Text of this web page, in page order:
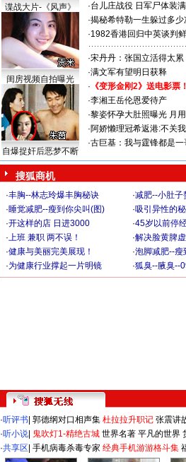
谍战大片-《风声》
闺房视频自拍曝光
自爆捉奸后恶梦不断
·台儿庄战役 日军尸体装
·揭秘希特勒一生躲过多少
·1982香港回归中英谈判
·宋丹丹：张国立活得太累
·满文军有望明日获释
· 《变形金刚2》送电影票！
·李湘王岳伦恩爱待产
·黎姿怀孕大肚照曝光 月
·阿娇懒理冠希返港:不关
·古巨基：我与霆锋都是一
搜狐商机
·丰胸--林志玲爆丰胸秘诀 ·减肥--小肚子
·睡觉减肥--瘦到你尖叫(图) ·吸引异性的
·开这样的店 日进3000 ·45岁以前停
·上班 兼职 两不误！ ·解决脸黄脾
·健康与美丽完美展现！ ·泡脚减肥--瘦
·为健康行业撑起一片明镜 ·狐臭--腋臭--
·听评书 郭德纲对口相声集 杜拉拉升职记 张震讲
·听小说 鬼吹灯1-精绝古城 世界名著 平凡的世界
·共享区 手机病毒杀毒专家 经典手机游游格斗集